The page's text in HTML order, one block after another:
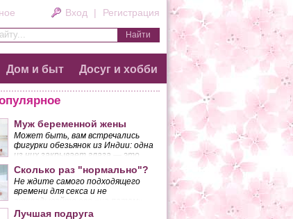
Вход | Регистрация
Дом и быт Досуг и хобби
Муж беременной жены
Может быть, вам встречались
фигурки обезьянок из Индии: одна
из них закрывает глаза — это
означает «не смотрю плохого»;
другая закрывает уши — «не
слушаю плохого»; еще одна
закрывает лапкой рот, что значит
Приблизительно так должна
Сколько раз "нормально"?
Не ждите самого подходящего
времени для секса и не
откладывайте его «на потом»,
если желанный момент так и не
Лучшая подруга